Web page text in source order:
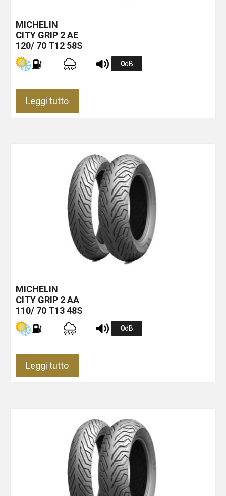
MICHELIN
CITY GRIP 2AE
120/ 70 T12 58S
0dB
Leggi tutto
MICHELIN
CITY GRIP 2AA
110/ 70 T13 48S
0dB
Leggi tutto